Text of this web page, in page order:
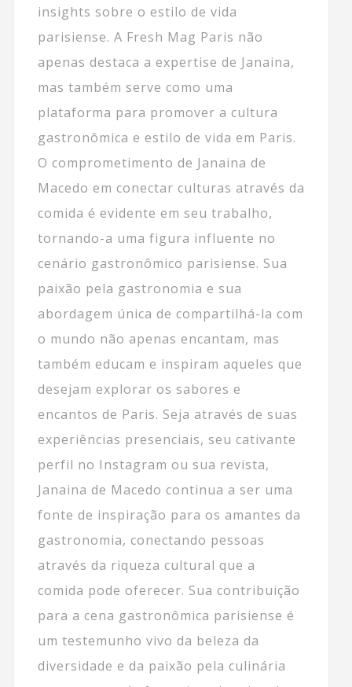
insights sobre o estilo de vida
parisiense. A Fresh Mag Paris não
apenas destaca a expertise de Janaina,
mas também serve como uma
plataforma para promover a cultura
gastronômica e estilo de vida em Paris.
O comprometimento de Janaina de
Macedo em conectar culturas através da
comida é evidente em seu trabalho,
tornando-a uma figura influente no
cenário gastronômico parisiense. Sua
paixão pela gastronomia e sua
abordagem única de compartilhá-la com
o mundo não apenas encantam, mas
também educam e inspiram aqueles que
desejam explorar os sabores e
encantos de Paris. Seja através de suas
experiências presenciais, seu cativante
perfil no Instagram ou sua revista,
Janaina de Macedo continua a ser uma
fonte de inspiração para os amantes da
gastronomia, conectando pessoas
através da riqueza cultural que a
comida pode oferecer. Sua contribuição
para a cena gastronômica parisiense é
um testemunho vivo da beleza da
diversidade e da paixão pela culinária